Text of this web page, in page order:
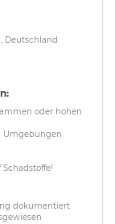
Deutschland
oder hohen
Umgebungen
dokumentiert